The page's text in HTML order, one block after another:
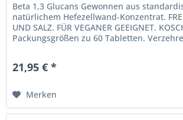
Beta 1,3 Glucans Gewonnen aus
natürlichem Hefezellwand-Konzentrat.
UND SALZ. FÜR VEGANER GEEIGNET.
Packungsgrößen zu 60 Tabletten.
21,95 € *
Merken